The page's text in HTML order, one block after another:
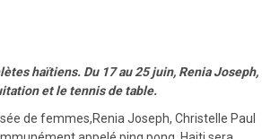
haïtiens. Du 17 au 25 juin, Renia Joseph,
et le tennis de table.
de femmes,Renia Joseph, Christelle Paul